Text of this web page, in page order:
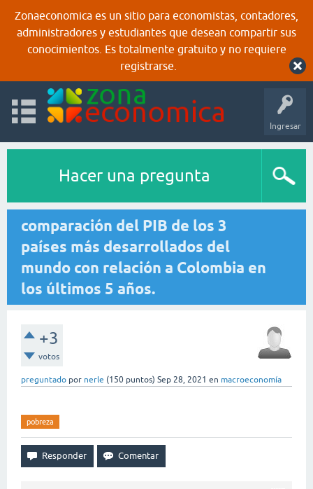
Zonaeconomica es un sitio para economistas, contadores,
administradores y estudiantes que desean compartir sus
conocimientos. Es totalmente gratuito y no requiere
registrarse.
Ingresar
Hacer una pregunta
comparación del PIB de los 3
países más desarrollados del
mundo con relación a Colombia en
los últimos 5 años.
+3
votos
preguntado por nerle (150 puntos) Sep 28, 2021 en macroeconomía
pobreza